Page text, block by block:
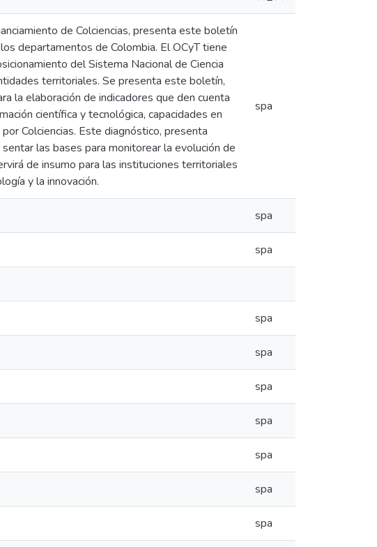
de Colciencias, presenta este boletín
departamentos de Colombia. El OCyT tiene
del Sistema Nacional de Ciencia
territoriales. Se presenta este boletín,
la elaboración de indicadores que den cuenta
científica y tecnológica, capacidades en
Colciencias. Este diagnóstico, presenta
las bases para monitorear la evolución de
de insumo para las instituciones territoriales
y la innovación.
spa
spa
spa
spa
spa
spa
spa
spa
spa
spa